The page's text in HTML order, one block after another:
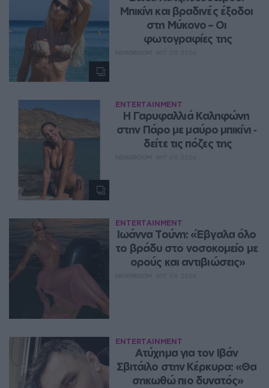
Μπικίνι και βραδινές έξοδοι
στη Μύκονο – Οι
φωτογραφίες της
ENTERTAINMENT
Η Γαρυφαλλιά Καληφώνη
στην Πάρο με μαύρο μπικίνι ‑
δείτε τις πόζες της
ENTERTAINMENT
Ιωάννα Τούνη: «Έβγαλα όλο
το βράδυ στο νοσοκομείο με
ορούς και αντιβιώσεις»
ENTERTAINMENT
Ατύχημα για τον Ιβάν
Σβιτάιλο στην Κέρκυρα: «Θα
σηκωθώ πιο δυνατός»